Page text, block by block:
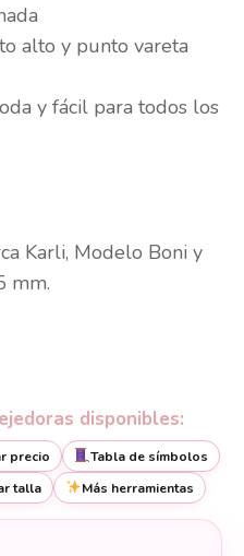
alto y punto vareta
y fácil para todos los
Karli, Modelo Boni y
mm.
disponibles:
precio
Tabla de símbolos
talla Más herramientas